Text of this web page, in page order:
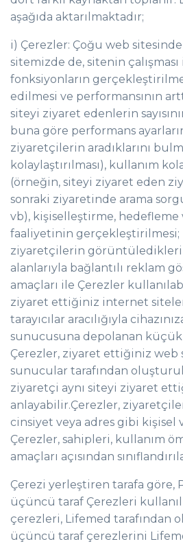
aşağıda aktarılmaktadır;
i) Çerezler: Çoğu web
sitemizde de, sitenin
fonksiyonların
edilmesi ve performansının
siteyi ziyaret edenlerin
buna göre performans
ziyaretçilerin aradıklarını
kolaylaştırılması), kullanım
(örneğin, siteyi ziyaret eden
sonraki ziyaretinde arama
vb), kişiselleştirme, hedefleme
faaliyetinin gerçekleştirilmesi;
ziyaretçilerin görüntüledikleri
alanlarıyla bağlantılı reklam
amaçları ile Çerezler
ziyaret ettiğiniz internet
tarayıcılar aracılığıyla
sunucusuna depolanan küçük
Çerezler, ziyaret ettiğiniz web
sunucular tarafından
ziyaretçi aynı siteyi ziyaret
anlayabilir.Çerezler,
cinsiyet veya adres gibi kişisel
Çerezler, sahipleri, kullanım
amaçları açısından
Çerezi yerleştiren tarafa göre,
üçüncü taraf Çerezleri
çerezleri, Lifemed tarafından
üçüncü taraf çerezlerini